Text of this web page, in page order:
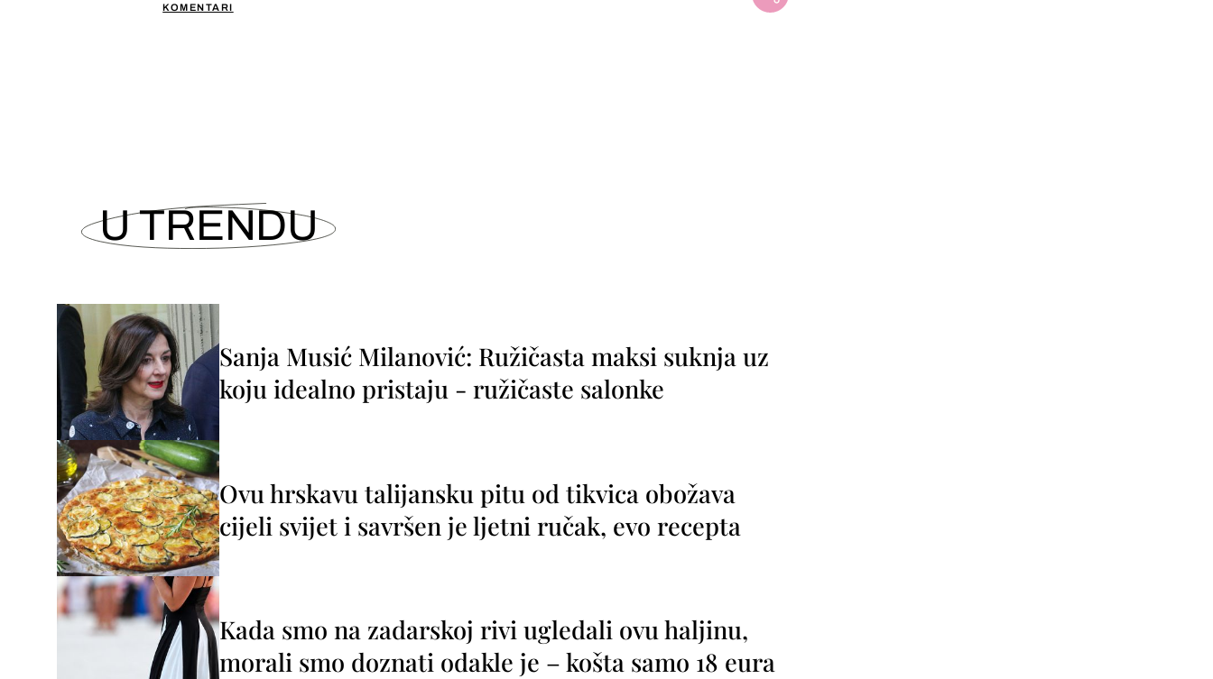
KOMENTARI
U TRENDU
Sanja Musić Milanović: Ružičasta maksi suknja uz
koju idealno pristaju - ružičaste salonke
Ovu hrskavu talijansku pitu od tikvica obožava
cijeli svijet i savršen je ljetni ručak, evo recepta
Kada smo na zadarskoj rivi ugledali ovu haljinu,
morali smo doznati odakle je – košta samo 18 eura